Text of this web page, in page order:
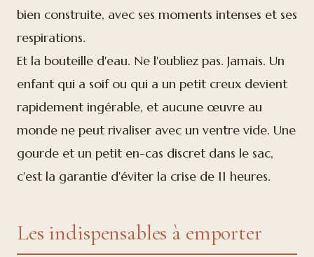
bien construite, avec ses moments intenses et ses
respirations.
Et la bouteille d'eau. Ne l'oubliez pas. Jamais. Un
enfant qui a soif ou qui a un petit creux devient
rapidement ingérable, et aucune œuvre au
monde ne peut rivaliser avec un ventre vide. Une
gourde et un petit en-cas discret dans le sac,
c'est la garantie d'éviter la crise de 11 heures.
Les indispensables à emporter